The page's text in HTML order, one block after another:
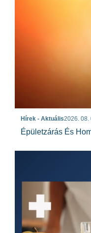
Hírek - Aktuális2026. 08.
Épületzárás És